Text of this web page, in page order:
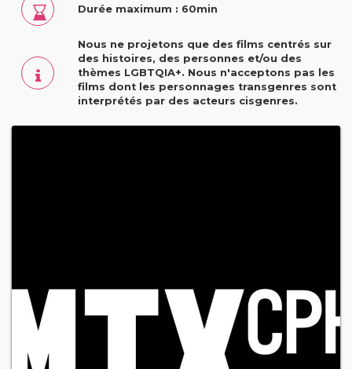
Durée maximum : 60min
Nous ne projetons que des films centrés sur
des histoires, des personnes et/ou des
thèmes LGBTQIA+. Nous n'acceptons pas les
films dont les personnages transgenres sont
interprétés par des acteurs cisgenres.